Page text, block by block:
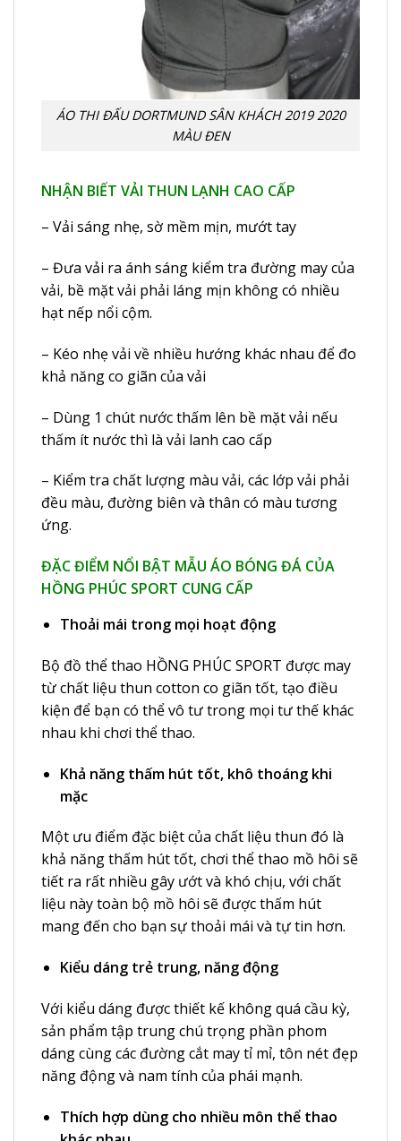
ÁO THI ĐẤU DORTMUND SÂN KHÁCH 2019 2020
MÀU ĐEN
NHẬN BIẾT VẢI THUN LẠNH CAO CẤP
– Vải sáng nhẹ, sờ mềm mịn, mướt tay
– Đưa vải ra ánh sáng kiểm tra đường may của
vải, bề mặt vải phải láng mịn không có nhiều
hạt nếp nổi cộm.
– Kéo nhẹ vải về nhiều hướng khác nhau để đo
khả năng co giãn của vải
– Dùng 1 chút nước thấm lên bề mặt vải nếu
thấm ít nước thì là vải lanh cao cấp
– Kiểm tra chất lượng màu vải, các lớp vải phải
đều màu, đường biên và thân có màu tương
ứng.
ĐẶC ĐIỂM NỔI BẬT MẪU ÁO BÓNG ĐÁ CỦA
HỒNG PHÚC SPORT CUNG CẤP
Thoải mái trong mọi hoạt động
Bộ đồ thể thao HỒNG PHÚC SPORT được may
từ chất liệu thun cotton co giãn tốt, tạo điều
kiện để bạn có thể vô tư trong mọi tư thế khác
nhau khi chơi thể thao.
Khả năng thấm hút tốt, khô thoáng khi
mặc
Một ưu điểm đặc biệt của chất liệu thun đó là
khả năng thấm hút tốt, chơi thể thao mồ hôi sẽ
tiết ra rất nhiều gây ướt và khó chịu, với chất
liệu này toàn bộ mồ hôi sẽ được thấm hút
mang đến cho bạn sự thoải mái và tự tin hơn.
Kiểu dáng trẻ trung, năng động
Với kiểu dáng được thiết kế không quá cầu kỳ,
sản phẩm tập trung chú trọng phần phom
dáng cùng các đường cắt may tỉ mỉ, tôn nét đẹp
năng động và nam tính của phái mạnh.
Thích hợp dùng cho nhiều môn thể thao